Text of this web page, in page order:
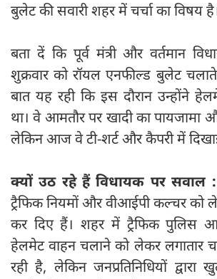
बुलेट की सवारी शहर में चर्चा का विषय
बता दें कि पूर्व मंत्री और वर्तमान
शुक्रवार को रॉयल एनफील्ड बुलेट
बात यह रही कि इस दौरान उन्होंने
था। वे आमतौर पर खादी का पायजामा
लेकिन आज वे टी-शर्ट और कैपरी में
क्‍यों उठ रहे हैं विधायक पर सवाल :
ट्रैफिक नियमों और वीआईपी कल्चर को
कर दिए हैं। शहर में ट्रैफिक पुलिस
हेलमेट वाहन चलाने को लेकर लगातार
रही है, लेकिन जनप्रतिनिधियों